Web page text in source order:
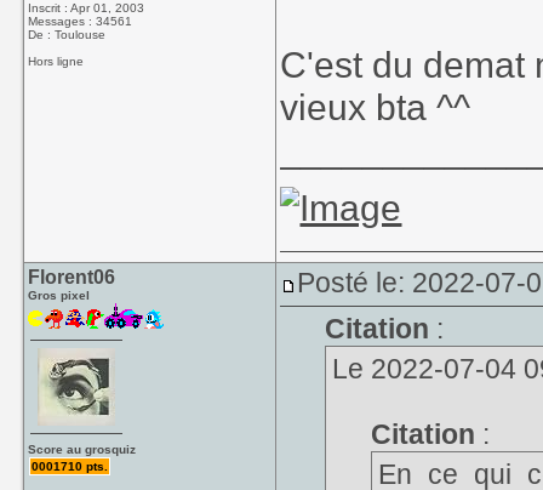
Inscrit : Apr 01, 2003
Messages : 34561
De : Toulouse
Hors ligne
C'est du demat
vieux bta ^^
Florent06
Gros pixel
Score au grosquiz
0001710 pts.
Posté le: 2022-07-
Citation :
Le 2022-07-04
Citation :
En ce qui